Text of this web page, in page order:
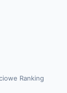
Ranking